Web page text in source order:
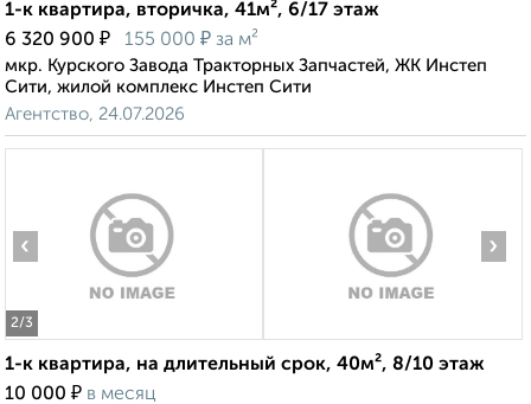
1-к квартира, вторичка, 41м², 6/17 этаж
6 320 900 ₽ 155 000 ₽ за м²
мкр. Курского Завода Тракторных Запчастей, ЖК Инстеп
Сити, жилой комплекс Инстеп Сити
Агентство, 24.07.2026
2/3
‹ ›
1-к квартира, на длительный срок, 40м², 8/10 этаж
10 000 ₽ в месяц